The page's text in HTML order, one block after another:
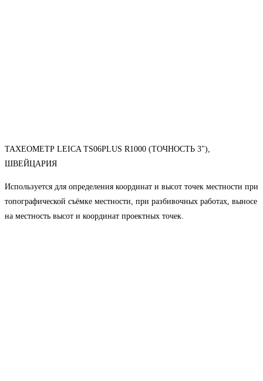
ТАХЕОМЕТР LEICA TS06PLUS R1000 (ТОЧНОСТЬ 3"),
ШВЕЙЦАРИЯ
Используется для определения координат и высот точек местности при
топографической съёмке местности, при разбивочных работах, выносе
на местность высот и координат проектных точек.